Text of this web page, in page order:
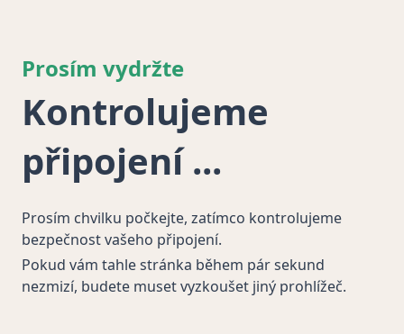
Prosím vydržte
Kontrolujeme
připojení
Prosím chvilku počkejte, zatímco kontrolujeme
bezpečnost vašeho připojení.
Pokud vám tahle stránka během pár sekund
nezmizí, budete muset vyzkoušet jiný prohlížeč.